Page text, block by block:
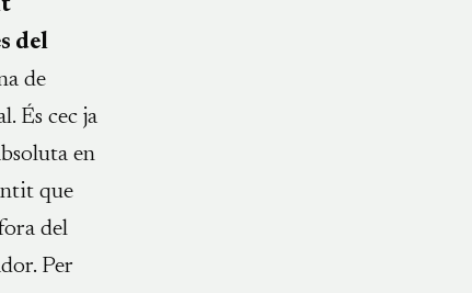
del
de
És cec ja
en
que
del
Per